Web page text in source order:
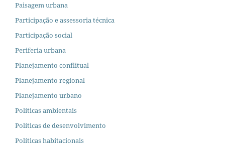
Paisagem urbana
Participação e assessoria técnica
Participação social
Periferia urbana
Planejamento conflitual
Planejamento regional
Planejamento urbano
Políticas ambientais
Políticas de desenvolvimento
Políticas habitacionais